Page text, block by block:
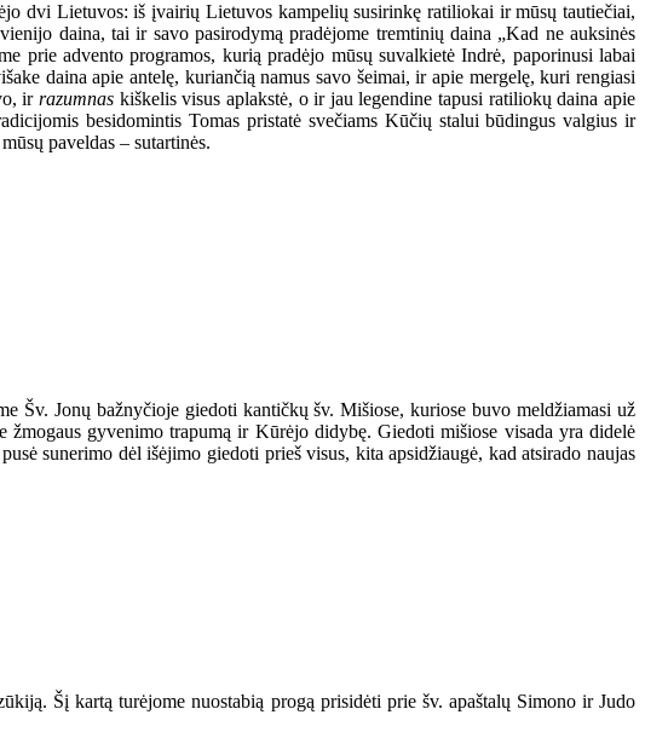
dvi Lietuvos: iš įvairių Lietuvos kampelių susirinkę ratiliokai ir mūsų tautiečiai,
daina, tai ir savo pasirodymą pradėjome tremtinių daina „Kad ne auksinės
prie advento programos, kurią pradėjo mūsų suvalkietė Indrė, paporinusi labai
daina apie antelę, kuriančią namus savo šeimai, ir apie mergelę, kuri rengiasi
irrazumnas kiškelis visus aplakstė, o ir jau legendine tapusi ratiliokų daina apie
besidomintis Tomas pristatė svečiams Kūčių stalui būdingus valgius ir
paveldas – sutartinės.
Šv. Jonų bažnyčioje giedoti kantičkų šv. Mišiose, kuriose buvo meldžiamasi už
žmogaus gyvenimo trapumą ir Kūrėjo didybę. Giedoti mišiose visada yra didelė
sunerimo dėl išėjimo giedoti prieš visus, kita apsidžiaugė, kad atsirado naujas
Šį kartą turėjome nuostabią progą prisidėti prie šv. apaštalų Simono ir Judo